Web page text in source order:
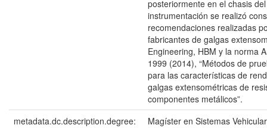
posteriormente en el chasis
instrumentación se realizó
recomendaciones realizadas
fabricantes de galgas
Engineering, HBM y la norma
1999 (2014), “Métodos de
para las características de
galgas extensométricas de
componentes metálicos”.
metadata.dc.description.degree:
Magíster en Sistemas